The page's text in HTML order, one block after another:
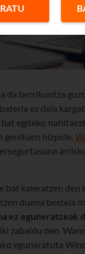
da berrikuntza
ez dela
egiteko
genituen hizpide.
bat kaleratzen
duena bestela
ez eguneratzeak
zabaldu den
eguneratuta